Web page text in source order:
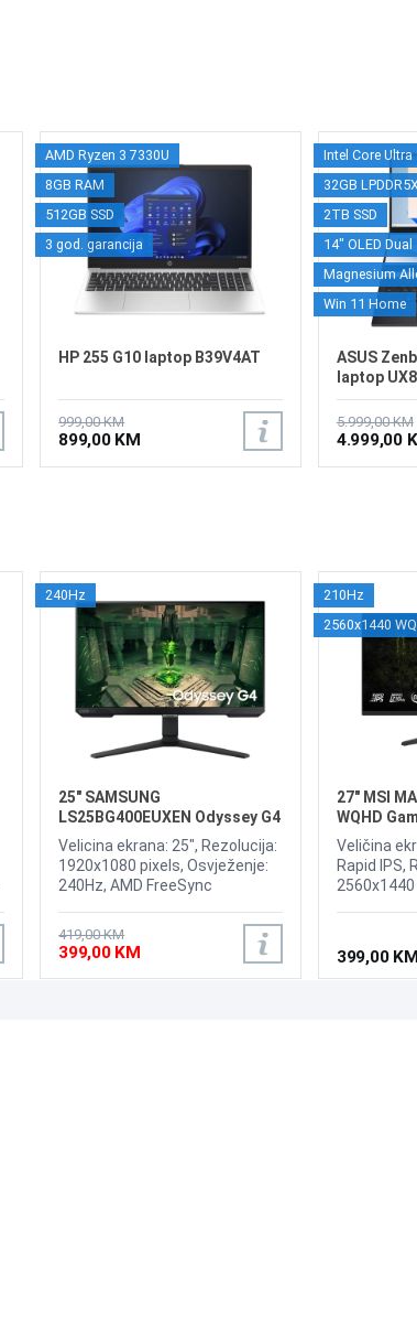
AMD Ryzen 3 7330U
8GB RAM
512GB SSD
3 god. garancija
HP 255 G10 laptop B39V4AT
999,00 KM
899,00 KM
Intel Core Ultra
32GB
2TB SSD
14" OLED
Magnesium
Win 11 Home
ASUS
laptop
5.999,00 KM
4.999,00
240Hz
25" SAMSUNG
LS25BG400EUXEN Odyssey G4
240Hz Display
Velicina ekrana: 25", Rezolucija:
1920x1080 pixels, Osvježenje:
240Hz, AMD FreeSync
Vrijeme odziva: 1ms, Priključci:
2xHDMI, Displayport
419,00 KM
399,00 KM
210Hz
2560x1440
27" MSI
WQHD
Veličina
Rapid IPS,
2560x1440
210Hz
Adaptive-
cd/m2,
1xDP 1.4a
399,00 KM